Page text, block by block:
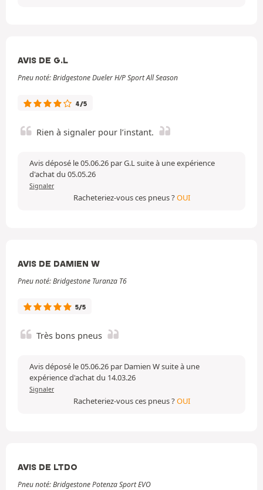
AVIS DE G.L
Pneu noté: Bridgestone Dueler H/P Sport All Season
4/5
Rien à signaler pour l’instant.
Avis déposé le 05.06.26 par G.L suite à une expérience
d'achat du 05.05.26
Signaler
Racheteriez-vous ces pneus ?OUI
AVIS DE DAMIEN W
Pneu noté: Bridgestone Turanza T6
5/5
Très bons pneus
Avis déposé le 05.06.26 par Damien W suite à une
expérience d'achat du 14.03.26
Signaler
Racheteriez-vous ces pneus ?OUI
AVIS DE LTDO
Pneu noté: Bridgestone Potenza Sport EVO